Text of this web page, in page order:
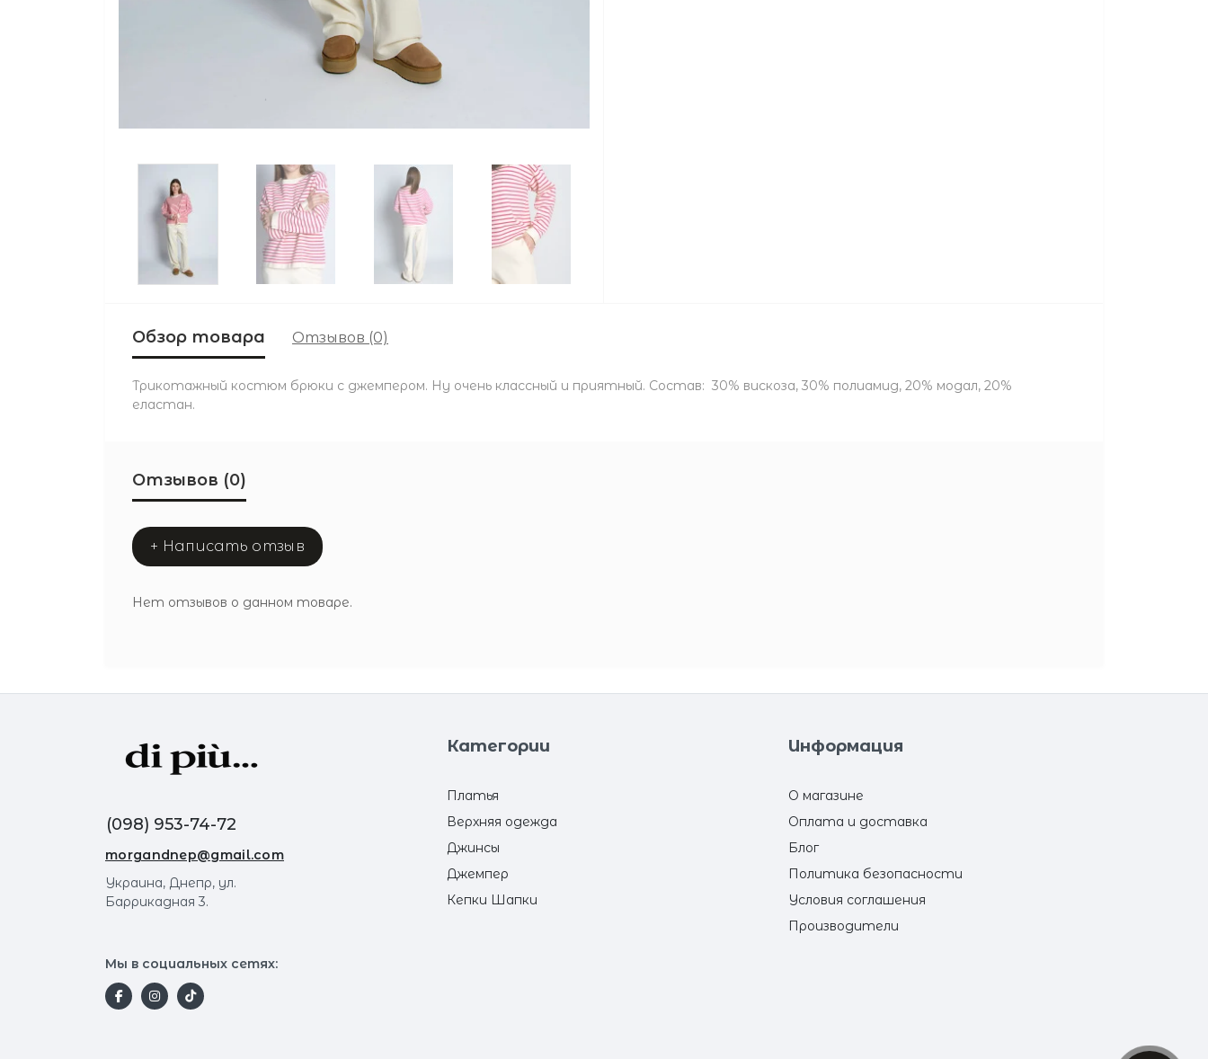
Обзор товара Отзывов (0)
Трикотажный костюм брюки с джемпером. Ну очень классный и приятный. Состав: 30% вискоза, 30% полиамид, 20% модал, 20%
еластан.
Отзывов (0)
+ Написать отзыв
Нет отзывов о данном товаре.
(098) 953-74-72
morgandnep@gmail.com
Украина, Днепр, ул.
Баррикадная 3.
Мы в социальных сетях:
Категории
Платья
Верхняя одежда
Джинсы
Джемпер
Кепки Шапки
Информация
О магазине
Оплата и доставка
Блог
Политика безопасности
Условия соглашения
Производители